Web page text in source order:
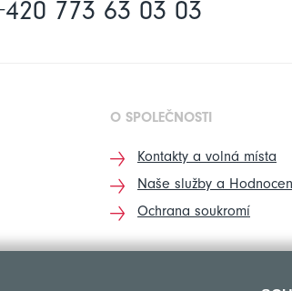
773 63 03 03
O SPOLEČNOSTI
Kontakty a volná místa
Naše služby a
Ochrana soukromí